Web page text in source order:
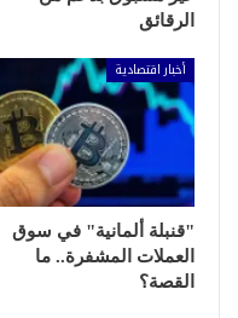
الرقائق
أخبار اقتصادية
"قنبلة ألمانية" في سوق
العملات المشفرة.. ما
القصة؟